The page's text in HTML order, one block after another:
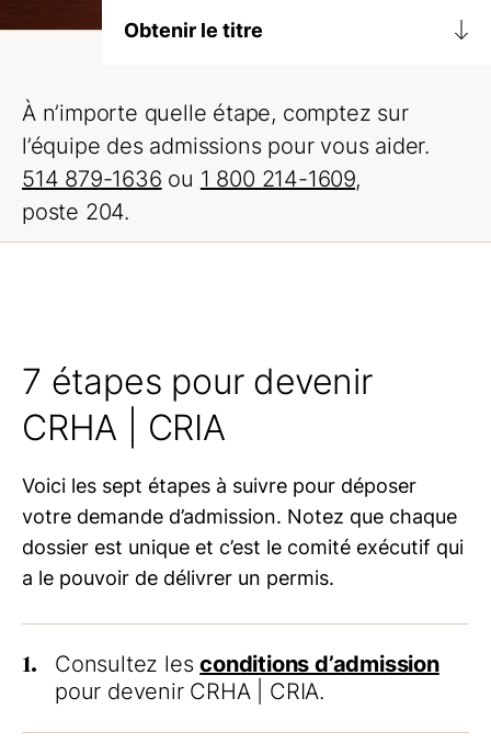
Obtenir le titre
Étapes à suivre
Frais à prévoir
À n’importe quelle étape, comptez sur
l’équipe des admissions pour vous aider.
514 879-1636 ou 1 800 214-1609,
poste 204.
7 étapes pour devenir
CRHA | CRIA
Voici les sept étapes à suivre pour déposer
votre demande d’admission. Notez que chaque
dossier est unique et c’est le comité exécutif qui
a le pouvoir de délivrer un permis.
1. Consultez lesconditions d’admission
pour devenir CRHA | CRIA.